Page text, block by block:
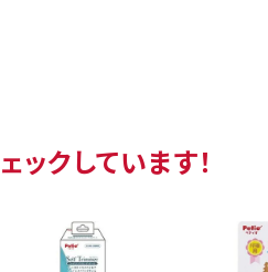
クしています！